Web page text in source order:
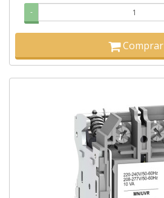
-
Comprar